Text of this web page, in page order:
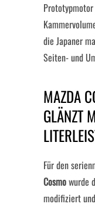
die Japaner
Seiten- und
MAZDA
GLÄNZT
Für den
Cosmowurde
modifiziert